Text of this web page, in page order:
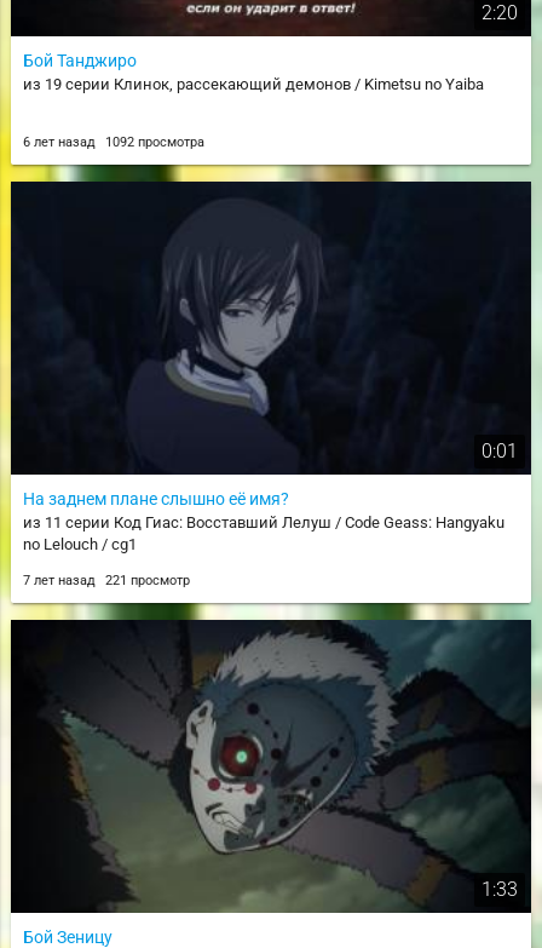
2:20
Бой Танджиро
из 19 серии Клинок, рассекающий демонов / Kimetsu no Yaiba
6 лет назад 1092 просмотра
0:01
На заднем плане слышно её имя?
из 11 серии Код Гиас: Восставший Лелуш / Code Geass: Hangyaku
no Lelouch / cg1
7 лет назад 221 просмотр
1:33
Бой Зеницу